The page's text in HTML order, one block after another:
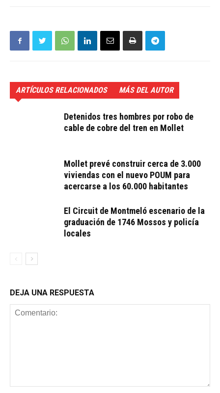
ARTÍCULOS RELACIONADOS MÁS DEL AUTOR
Detenidos tres hombres por robo de
cable de cobre del tren en Mollet
Mollet prevé construir cerca de 3.000
viviendas con el nuevo POUM para
acercarse a los 60.000 habitantes
El Circuit de Montmeló escenario de la
graduación de 1746 Mossos y policía
locales
DEJA UNA RESPUESTA